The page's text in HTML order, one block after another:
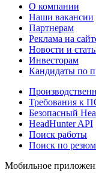
О компании
Наши вакансии
Партнерам
Реклама на
Новости и
Инвесторам
Кандидаты по
Требования к
Безопасный
HeadHunter API
Поиск работы
Поиск по
Мобильное